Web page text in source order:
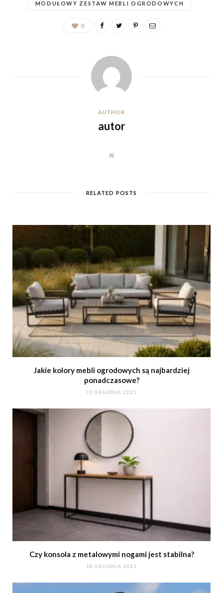
MODUŁOWY ZESTAW MEBLI OGRODOWYCH
0
AUTHOR
autor
W
e
RELATED POSTS
Jakie kolory mebli ogrodowych są najbardziej
ponadczasowe?
22 GRUDNIA 2025
Czy konsola z metalowymi nogami jest stabilna?
18 GRUDNIA 2025